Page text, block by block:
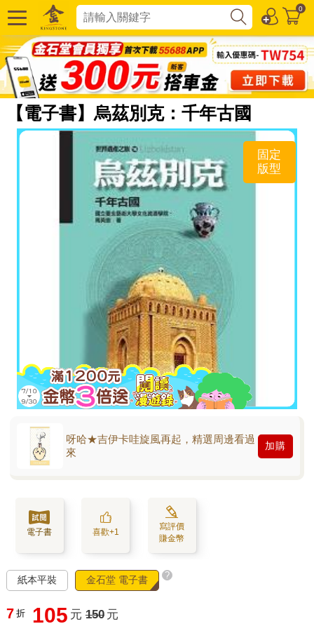
0
【電子書】烏茲別克：千年古國
固定
版型
呀哈★吉伊卡哇旋風再起，精選周邊看過
來
加購
電子書 喜歡+1
寫評價
賺金幣
紙本平裝 金石堂 電子書 ?
7 折 105 元 150 元